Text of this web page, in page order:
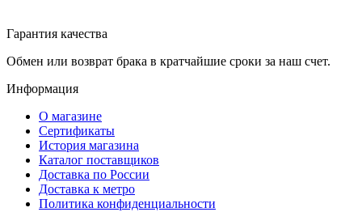
Гарантия качества
Обмен или возврат брака в кратчайшие сроки за наш счет.
Информация
О магазине
Сертификаты
История магазина
Каталог поставщиков
Доставка по России
Доставка к метро
Политика конфиденциальности